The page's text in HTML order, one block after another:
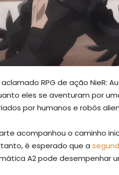
RPG de ação NieR:
eles se aventuram por
por humanos e robôs
acompanhou o caminho
é esperado que a
A2 pode desempenhar